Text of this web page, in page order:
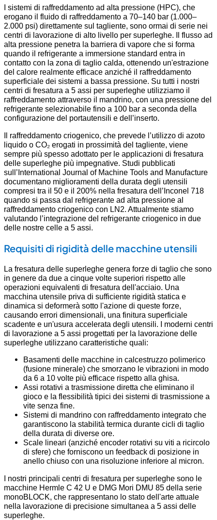
I sistemi di raffreddamento ad alta pressione (HPC), che
erogano il fluido di raffreddamento a 70–140 bar (1.000–
2.000 psi) direttamente sul tagliente, sono ormai di serie nei
centri di lavorazione di alto livello per superleghe. Il flusso ad
alta pressione penetra la barriera di vapore che si forma
quando il refrigerante a immersione standard entra in
contatto con la zona di taglio calda, ottenendo un'estrazione
del calore realmente efficace anziché il raffreddamento
superficiale dei sistemi a bassa pressione. Su tutti i nostri
centri di fresatura a 5 assi per superleghe utilizziamo il
raffreddamento attraverso il mandrino, con una pressione del
refrigerante selezionabile fino a 100 bar a seconda della
configurazione del portautensili e dell’inserto.
Il raffreddamento criogenico, che prevede l’utilizzo di azoto
liquido o CO₂ erogati in prossimità del tagliente, viene
sempre più spesso adottato per le applicazioni di fresatura
delle superleghe più impegnative. Studi pubblicati
sull’International Journal of Machine Tools and Manufacture
documentano miglioramenti della durata degli utensili
compresi tra il 50 e il 200% nella fresatura dell’Inconel 718
quando si passa dal refrigerante ad alta pressione al
raffreddamento criogenico con LN2. Attualmente stiamo
valutando l’integrazione del refrigerante criogenico in due
delle nostre celle a 5 assi.
Requisiti di rigidità delle macchine utensili
La fresatura delle superleghe genera forze di taglio che sono
in genere da due a cinque volte superiori rispetto alle
operazioni equivalenti di fresatura dell'acciaio. Una
macchina utensile priva di sufficiente rigidità statica e
dinamica si deformerà sotto l'azione di queste forze,
causando errori dimensionali, una finitura superficiale
scadente e un'usura accelerata degli utensili. I moderni centri
di lavorazione a 5 assi progettati per la lavorazione delle
superleghe utilizzano caratteristiche quali:
Basamenti delle macchine in calcestruzzo polimerico
(fusione minerale) che smorzano le vibrazioni in modo
da 6 a 10 volte più efficace rispetto alla ghisa.
Assi rotativi a trasmissione diretta che eliminano il
gioco e la flessibilità tipici dei sistemi di trasmissione a
vite senza fine.
Sistemi di mandrino con raffreddamento integrato che
garantiscono la stabilità termica durante cicli di taglio
della durata di diverse ore.
Scale lineari (anziché encoder rotativi su viti a ricircolo
di sfere) che forniscono un feedback di posizione in
anello chiuso con una risoluzione inferiore al micron.
I nostri principali centri di fresatura per superleghe sono le
macchine Hermle C 42 U e DMG Mori DMU 85 della serie
monoBLOCK, che rappresentano lo stato dell'arte attuale
nella lavorazione di precisione simultanea a 5 assi delle
superleghe.